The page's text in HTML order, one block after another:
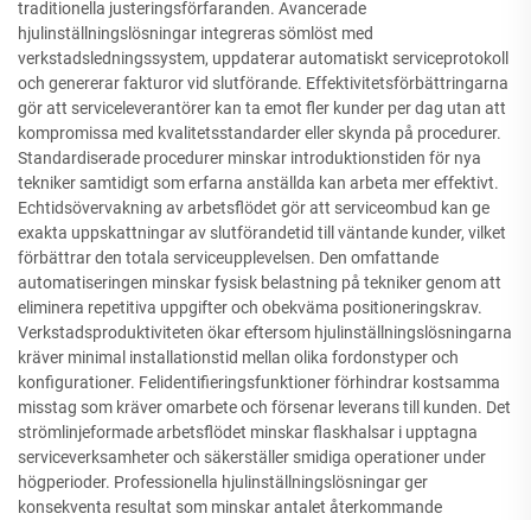
traditionella justeringsförfaranden. Avancerade
hjulinställningslösningar integreras sömlöst med
verkstadsledningssystem, uppdaterar automatiskt serviceprotokoll
och genererar fakturor vid slutförande. Effektivitetsförbättringarna
gör att serviceleverantörer kan ta emot fler kunder per dag utan att
kompromissa med kvalitetsstandarder eller skynda på procedurer.
Standardiserade procedurer minskar introduktionstiden för nya
tekniker samtidigt som erfarna anställda kan arbeta mer effektivt.
Echtidsövervakning av arbetsflödet gör att serviceombud kan ge
exakta uppskattningar av slutförandetid till väntande kunder, vilket
förbättrar den totala serviceupplevelsen. Den omfattande
automatiseringen minskar fysisk belastning på tekniker genom att
eliminera repetitiva uppgifter och obekväma positioneringskrav.
Verkstadsproduktiviteten ökar eftersom hjulinställningslösningarna
kräver minimal installationstid mellan olika fordonstyper och
konfigurationer. Felidentifieringsfunktioner förhindrar kostsamma
misstag som kräver omarbete och försenar leverans till kunden. Det
strömlinjeformade arbetsflödet minskar flaskhalsar i upptagna
serviceverksamheter och säkerställer smidiga operationer under
högperioder. Professionella hjulinställningslösningar ger
konsekventa resultat som minskar antalet återkommande